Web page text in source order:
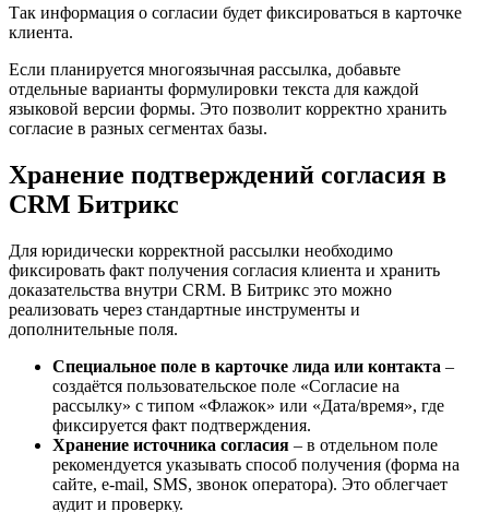
Так информация о согласии будет фиксироваться в карточке
клиента.
Если планируется многоязычная рассылка, добавьте
отдельные варианты формулировки текста для каждой
языковой версии формы. Это позволит корректно хранить
согласие в разных сегментах базы.
Хранение подтверждений согласия в
CRM Битрикс
Для юридически корректной рассылки необходимо
фиксировать факт получения согласия клиента и хранить
доказательства внутри CRM. В Битрикс это можно
реализовать через стандартные инструменты и
дополнительные поля.
Специальное поле в карточке лида или контакта –
создаётся пользовательское поле «Согласие на
рассылку» с типом «Флажок» или «Дата/время», где
фиксируется факт подтверждения.
Хранение источника согласия – в отдельном поле
рекомендуется указывать способ получения (форма на
сайте, e-mail, SMS, звонок оператора). Это облегчает
аудит и проверку.